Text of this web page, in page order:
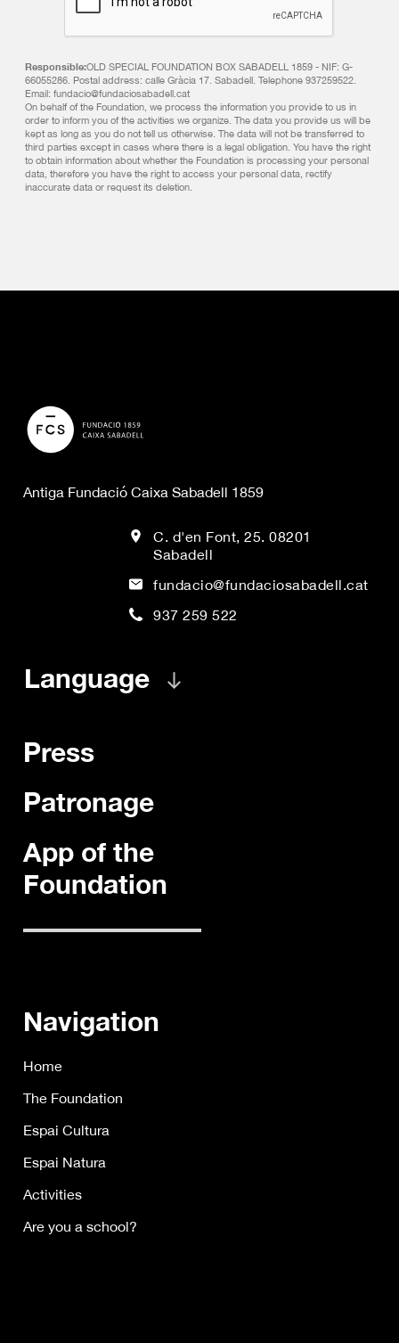
Responsible:OLD SPECIAL FOUNDATION BOX SABADELL 1859 - NIF: G-
66055286. Postal address: calle Gràcia 17. Sabadell. Telephone 937259522.
Email: fundacio@fundaciosabadell.cat
On behalf of the Foundation, we process the information you provide to us in
order to inform you of the activities we organize. The data you provide us will be
kept as long as you do not tell us otherwise. The data will not be transferred to
third parties except in cases where there is a legal obligation. You have the right
to obtain information about whether the Foundation is processing your personal
data, therefore you have the right to access your personal data, rectify
inaccurate data or request its deletion.
Antiga Fundació Caixa Sabadell 1859
C. d'en Font, 25. 08201
Sabadell
fundacio@fundaciosabadell.cat
937 259 522
Navigation
Home
The Foundation
Espai Cultura
Espai Natura
Activities
Are you a school?
Press
Patronage
App of the
Foundation
Language